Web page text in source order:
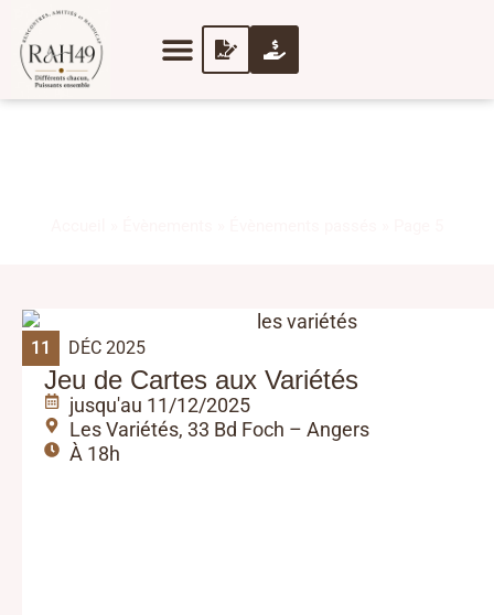
11 DÉC 2025
Jeu de Cartes aux Variétés
jusqu'au 11/12/2025
Les Variétés, 33 Bd Foch – Angers
À 18h